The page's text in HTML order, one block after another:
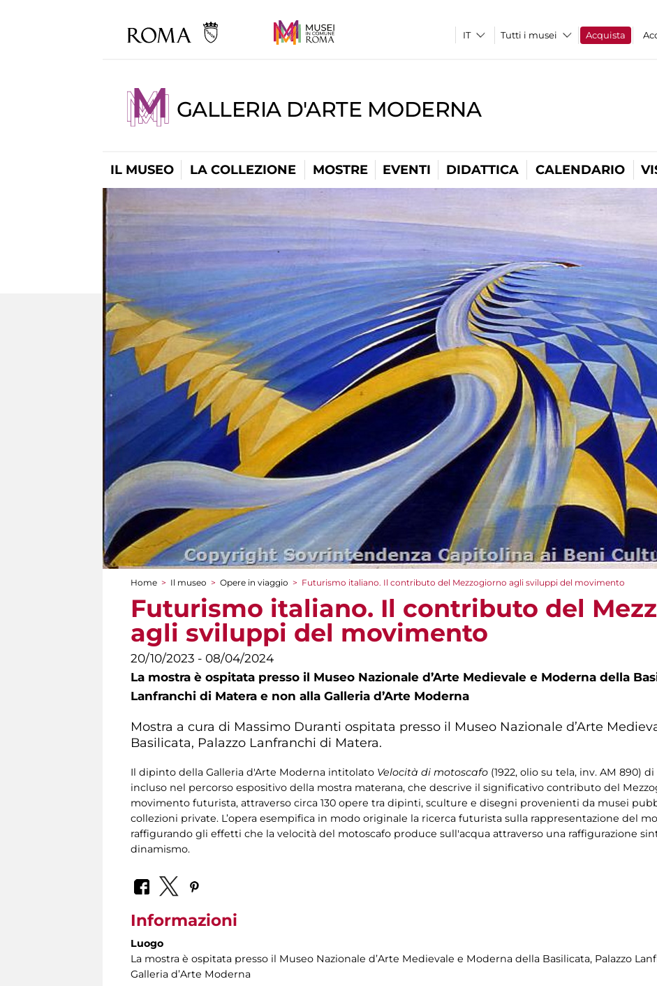
Tutti i musei Acquista
GALLERIA D'ARTE MODERNA
IL MUSEO LA COLLEZIONE MOSTRE EVENTI DIDATTICA CALENDARIO
Tu sei qui
Home > Il museo > Opere in viaggio > Futurismo italiano. Il contributo del Mezzogiorno agli sviluppi del movimento
Futurismo italiano. Il contributo del
agli sviluppi del movimento
20/10/2023 - 08/04/2024
La mostra è ospitata presso il Museo Nazionale d’Arte Medievale e Moderna della
Lanfranchi di Matera e non alla Galleria d’Arte Moderna
Mostra a cura di Massimo Duranti ospitata presso il Museo Nazionale d’Arte
Basilicata, Palazzo Lanfranchi di Matera.
Il dipinto della Galleria d'Arte Moderna intitolato Velocità di motoscafo (1922, olio su tela, inv. AM 890)
incluso nel percorso espositivo della mostra materana, che descrive il significativo contributo del
movimento futurista, attraverso circa 130 opere tra dipinti, sculture e disegni provenienti da musei
collezioni private. L’opera esempifica in modo originale la ricerca futurista sulla rappresentazione del
raffigurando gli effetti che la velocità del motoscafo produce sull'acqua attraverso una raffigurazione
dinamismo.
Informazioni
Luogo
La mostra è ospitata presso il Museo Nazionale d’Arte Medievale e Moderna della Basilicata, Palazzo
Galleria d’Arte Moderna